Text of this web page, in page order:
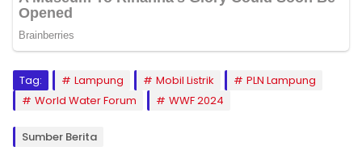
Tag: Lampung Mobil Listrik
PLN Lampung
World Water Forum
WWF 2024
Sumber Berita